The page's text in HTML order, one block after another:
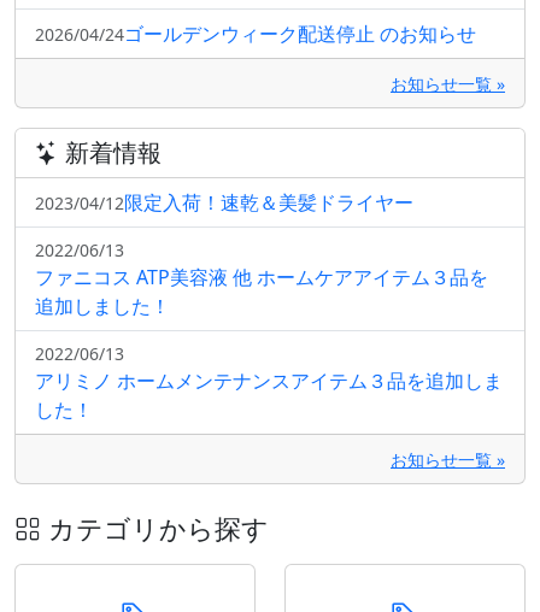
2026/04/24ゴールデンウィーク配送停止 のお知らせ
お知らせ一覧 »
新着情報
2023/04/12限定入荷！速乾＆美髪ドライヤー
2022/06/13
ファニコス ATP美容液 他 ホームケアアイテム３品を
追加しました！
2022/06/13
アリミノ ホームメンテナンスアイテム３品を追加しま
した！
お知らせ一覧 »
カテゴリから探す